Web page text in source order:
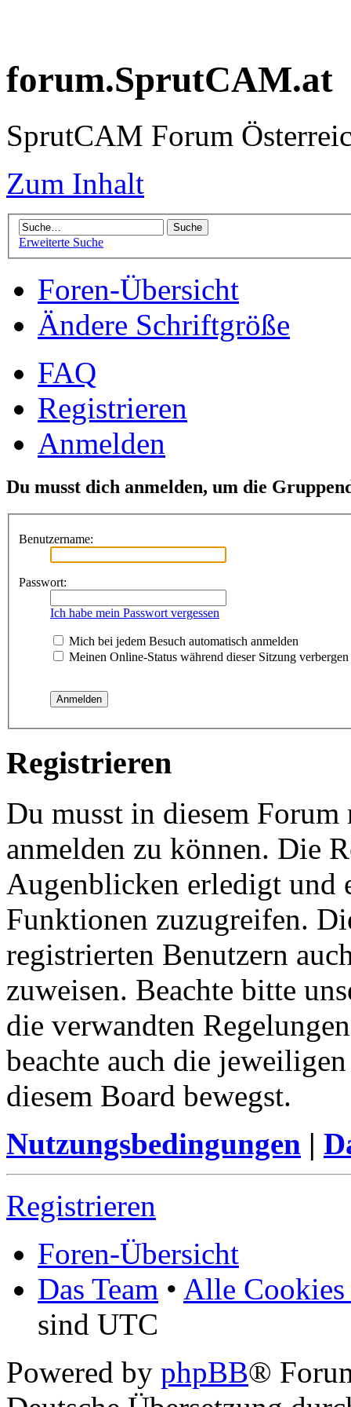
forum.SprutCAM.at
SprutCAM Forum
Zum Inhalt
Erweiterte Suche
Foren-Übersicht
Ändere Schriftgröße
FAQ
Registrieren
Anmelden
Du musst dich anmelden, um die
Benutzername:
Passwort:
Ich habe mein Passwort vergessen
Mich bei jedem Besuch automatisch anmelden
Meinen Online-Status während dieser Sitzung verbergen
Registrieren
Du musst in diesem
anmelden zu können. Die
Augenblicken erledigt und
Funktionen zuzugreifen.
registrierten Benutzern
zuweisen. Beachte bitte
die verwandten
beachte auch die
diesem Board bewegst.
Nutzungsbedingungen |
Registrieren
Foren-Übersicht
Das Team • Alle Cookies
sind UTC
Powered by phpBB®